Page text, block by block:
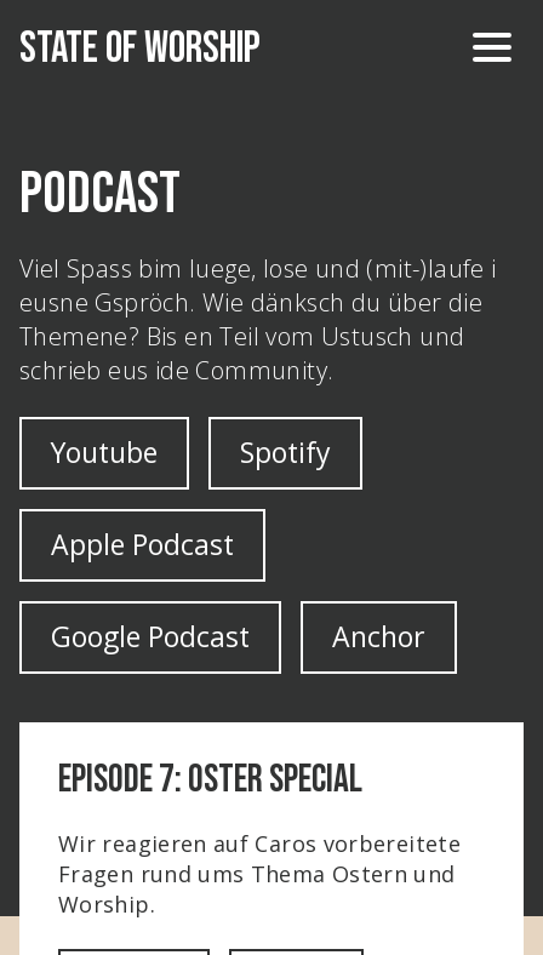
State of worship
Podcast
Viel Spass bim luege, lose und (mit-)laufe i
eusne Gspröch. Wie dänksch du über die
Themene? Bis en Teil vom Ustusch und
schrieb eus ide Community.
Youtube Spotify
Apple Podcast
Google Podcast Anchor
Episode 7: Oster Special
Wir reagieren auf Caros vorbereitete
Fragen rund ums Thema Ostern und
Worship.